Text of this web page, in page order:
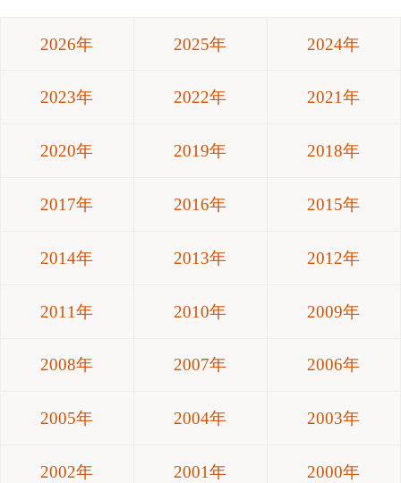
2026年 2025年 2024年
2023年 2022年 2021年
2020年 2019年 2018年
2017年 2016年 2015年
2014年 2013年 2012年
2011年 2010年 2009年
2008年 2007年 2006年
2005年 2004年 2003年
2002年 2001年 2000年